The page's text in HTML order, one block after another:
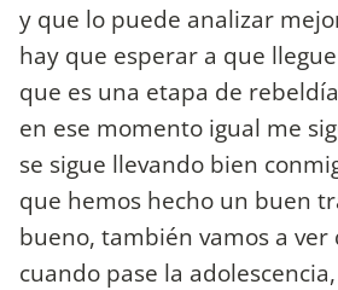
y que lo puede analizar
hay que esperar a que
que es una etapa de
en ese momento igual me
se sigue llevando bien
que hemos hecho un buen
bueno, también vamos a ver
cuando pase la